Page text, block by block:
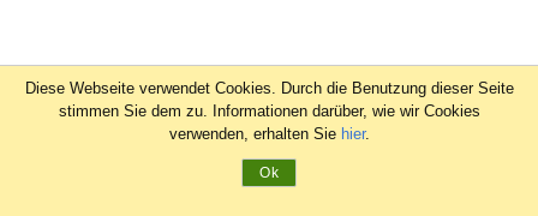
Diese Webseite verwendet Cookies. Durch die Benutzung dieser Seite
stimmen Sie dem zu. Informationen darüber, wie wir Cookies
verwenden, erhalten Sie hier.
Ok